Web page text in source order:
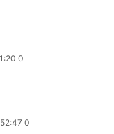
0
0